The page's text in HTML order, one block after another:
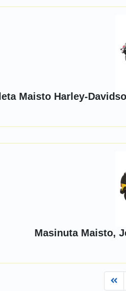
Maisto Harley-
Masinuta Maisto,